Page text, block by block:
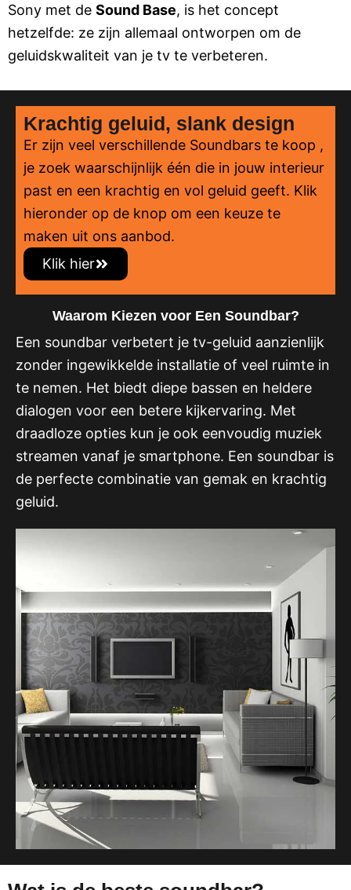
Sony met de Sound Base, is het concept
hetzelfde: ze zijn allemaal ontworpen om de
geluidskwaliteit van je tv te verbeteren.
Krachtig geluid, slank design
Er zijn veel verschillende Soundbars te koop ,
je zoek waarschijnlijk één die in jouw interieur
past en een krachtig en vol geluid geeft. Klik
hieronder op de knop om een keuze te
maken uit ons aanbod.
Klik hier
Waarom Kiezen voor Een Soundbar?
Een soundbar verbetert je tv-geluid aanzienlijk
zonder ingewikkelde installatie of veel ruimte in
te nemen. Het biedt diepe bassen en heldere
dialogen voor een betere kijkervaring. Met
draadloze opties kun je ook eenvoudig muziek
streamen vanaf je smartphone. Een soundbar is
de perfecte combinatie van gemak en krachtig
geluid.